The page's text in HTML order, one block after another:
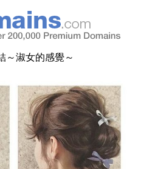
～淑女的感覺～